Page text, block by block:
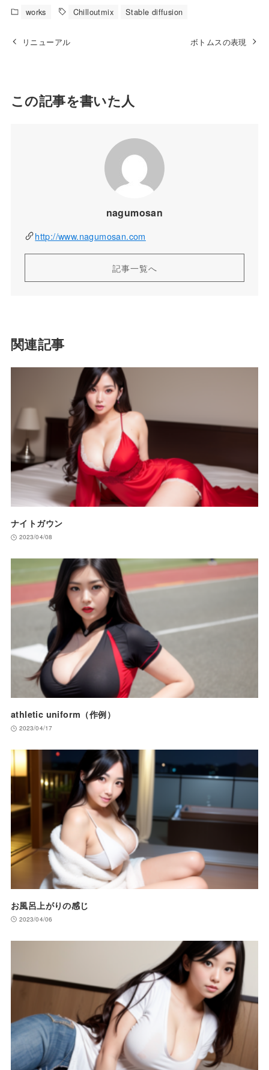
works Chilloutmix Stable diffusion
リニューアル ボトムスの表現
この記事を書いた人
nagumosan
http://www.nagumosan.com
記事一覧へ
関連記事
ナイトガウン
2023/04/08
athletic uniform（作例）
2023/04/17
お風呂上がりの感じ
2023/04/06